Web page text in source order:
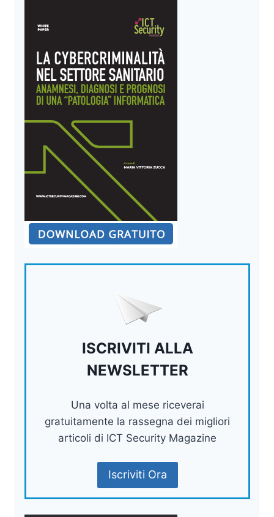
ISCRIVITI ALLA
NEWSLETTER
Una volta al mese riceverai
gratuitamente la rassegna dei migliori
articoli di ICT Security Magazine
Iscriviti Ora